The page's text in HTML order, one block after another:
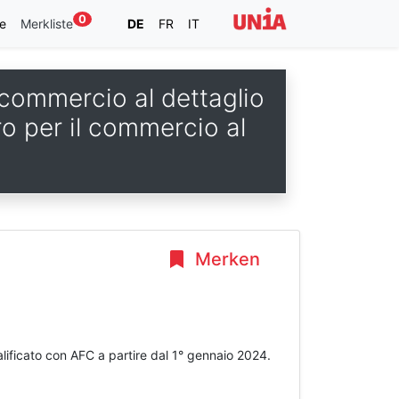
Merkliste 0 DE FR IT
al dettaglio
per il commercio al
Merken
con AFC a partire dal 1° gennaio 2024.